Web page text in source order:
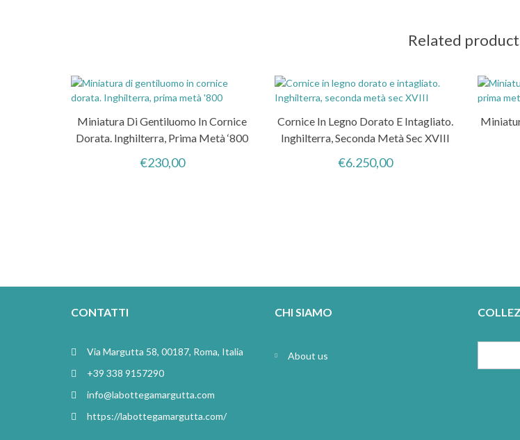
Related
Miniatura Di Gentiluomo In Cornice
Dorata. Inghilterra, Prima Metà ‘800
€230,00
Cornice In Legno Dorato E Intagliato.
Inghilterra, Seconda Metà Sec XVIII
€6.250,00
CONTATTI
Via Margutta 58, 00187, Roma, Italia
+39 338 9157290
info@labottegamargutta.com
https://labottegamargutta.com/
CHI SIAMO
About us